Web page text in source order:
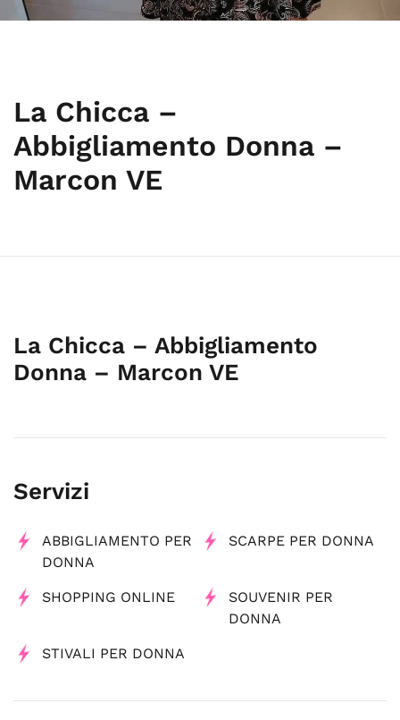
La Chicca –
Abbigliamento Donna –
Marcon VE
La Chicca – Abbigliamento
Donna – Marcon VE
Servizi
ABBIGLIAMENTO PER
DONNA
SCARPE PER DONNA
SHOPPING ONLINE
SOUVENIR PER
DONNA
STIVALI PER DONNA